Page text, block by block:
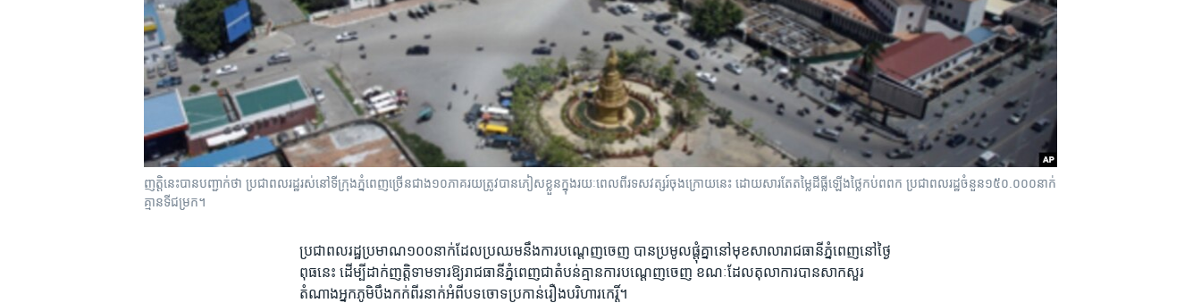
ញត្តិ​នេះ​បានបញ្ជាក់​ថា​ ប្រជាពលរដ្ឋ​រស់នៅ​ទីក្រុង​ភ្នំពេញ​ច្រើន​ជាង​១០​ភាគរយ​ត្រូវ​បាន​ភៀសខ្លួន​ក្នុង​រយៈពេល​ពីរ​ទសវត្សរ៍​ចុងក្រោយ​នេះ​ ដោយសារ​តែ​តម្លៃ​ដីធ្លី​ឡើង​ថ្លៃ​កប់​ពពក​ ប្រជាពលរដ្ឋ​ចំនួន​១៥០.០០០​នាក់​
គ្មាន​​ទី​ជម្រក។
ប្រជាពលរដ្ឋ​ប្រមាណ​១០០​នាក់​ដែល​ប្រឈម​នឹង​ការ​បណ្តេញ​ចេញ​ បាន​ប្រមូលផ្តុំ​គ្នា​នៅ​មុខ​សាលា​រាជធានីភ្នំពេញ​នៅ​ថ្ងៃ​
ពុធ​នេះ​ ដើម្បី​ដាក់​ញត្តិ​ទាមទារ​ឱ្យ​រាជធានី​ភ្នំពេញ​ជា​តំបន់​គ្មាន​ការ​បណ្តេញចេញ​ ខណៈ​ដែល​តុលាការ​បាន​សាកសួរ​
តំណាង​អ្នក​ភូមិ​បឹងកក់​ពីរ​នាក់​អំពី​បទចោទ​ប្រកាន់​រឿង​បរិហារ​កេរ្តិ៍។